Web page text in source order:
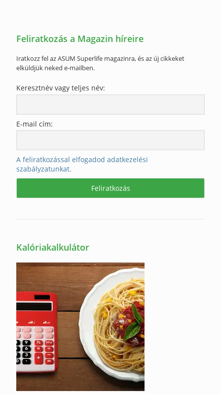
Feliratkozás a Magazin híreire
Iratkozz fel az ASUM Superlife magazinra, és az új cikkeket
elküldjük neked e-mailben.
Keresztnév vagy teljes név:
E-mail cím:
A feliratkozással elfogadod adatkezelési
szabályzatunkat.
Kalóriakalkulátor